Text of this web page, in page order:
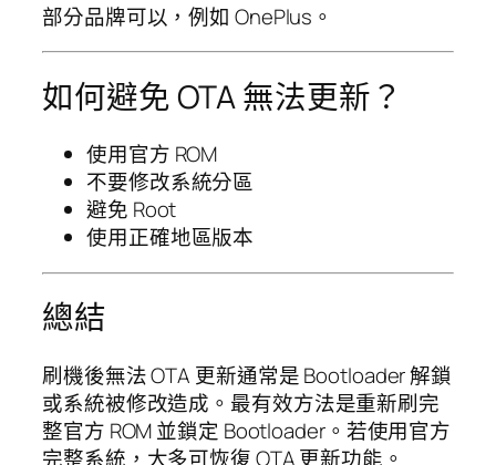
部分品牌可以，例如 OnePlus。
如何避免 OTA 無法更新？
使用官方 ROM
不要修改系統分區
避免 Root
使用正確地區版本
總結
刷機後無法 OTA 更新通常是 Bootloader 解鎖
或系統被修改造成。最有效方法是重新刷完
整官方 ROM 並鎖定 Bootloader。若使用官方
完整系統，大多可恢復 OTA 更新功能。